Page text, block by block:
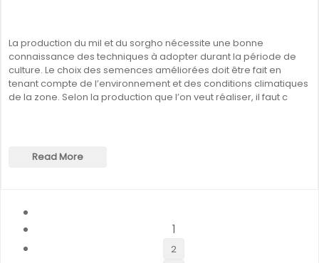
La production du mil et du sorgho nécessite une bonne
connaissance des techniques à adopter durant la période de
culture. Le choix des semences améliorées doit être fait en
tenant compte de l’environnement et des conditions climatiques
de la zone. Selon la production que l’on veut réaliser, il faut c
Read More
1
2